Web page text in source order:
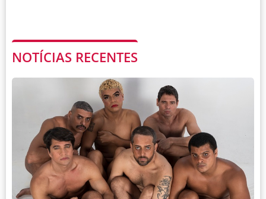
NOTÍCIAS RECENTES